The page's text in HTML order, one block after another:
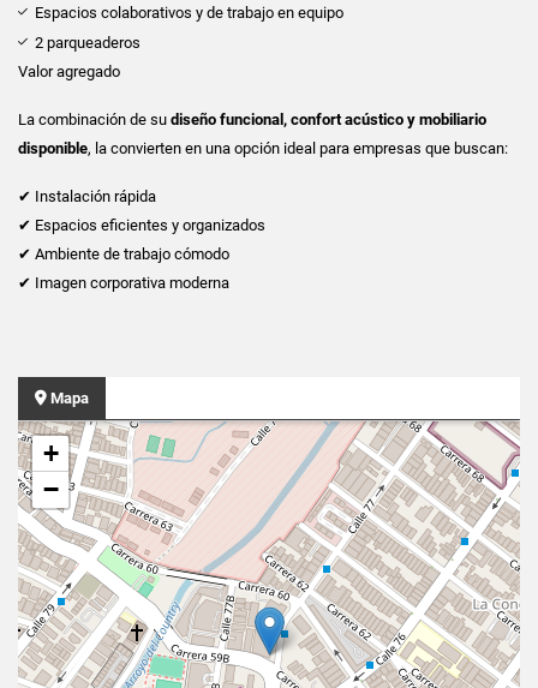
Espacios colaborativos y de trabajo en equipo
2 parqueaderos
Valor agregado
La combinación de su diseño funcional, confort acústico y mobiliario
disponible, la convierten en una opción ideal para empresas que buscan:
✔ Instalación rápida
✔ Espacios eficientes y organizados
✔ Ambiente de trabajo cómodo
✔ Imagen corporativa moderna
Mapa
+
−